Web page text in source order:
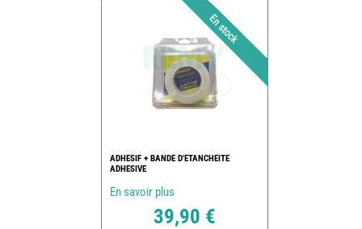
ADHESIF + BANDE D'ETANCHEITE
ADHESIVE
En savoir plus
39,90 €